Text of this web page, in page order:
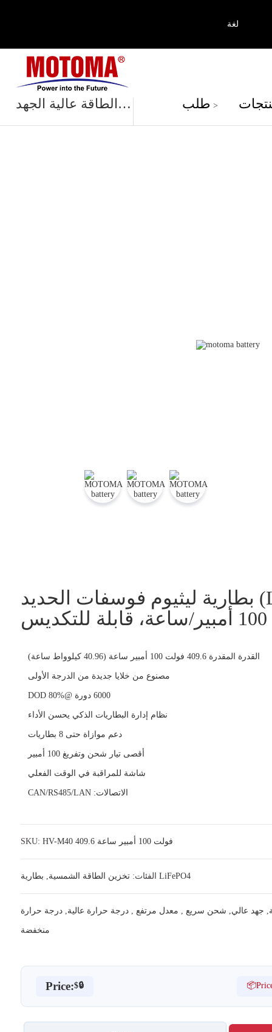
لغة
منتجات
بطارية الطاقة عالية الجهد طلب >
بطارية ليثيوم فوسفات الحديد (LiFePO4) عالية
القدرة المقدرة 409.6 فولت 100 أمبير ساعة (40.96 كيلوواط ساعة)
مصنوع من خلايا جديدة من الدرجة الأولى
6000 دورة @DOD 80%
نظام إدارة البطاريات الذكي يحسن الأداء
دعم موازاة حتى 8 بطاريات
أقصى تيار شحن وتفريغ 100 أمبير
شاشة للمراقبة في الوقت الفعلي
الاتصالات: CAN/RS485/LAN
SKU: HV-M40 409.6 فولت 100 أمبير ساعة
الفئات:تخزين الطاقة الشمسية, بطارية LiFePO4
, جهد عالي, شحن سريع , معدل مرتفع ,درجة حرارة عالية,درجة حرارة
منخفضة
Price:$🔒